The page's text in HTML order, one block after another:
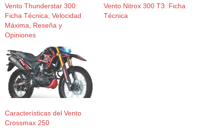
Vento Thunderstar 300:
Ficha Técnica, Velocidad
Máxima, Reseña y
Opiniones
Vento Nitrox 300 T3: Ficha
Técnica
Características del Vento
Crossmax 250